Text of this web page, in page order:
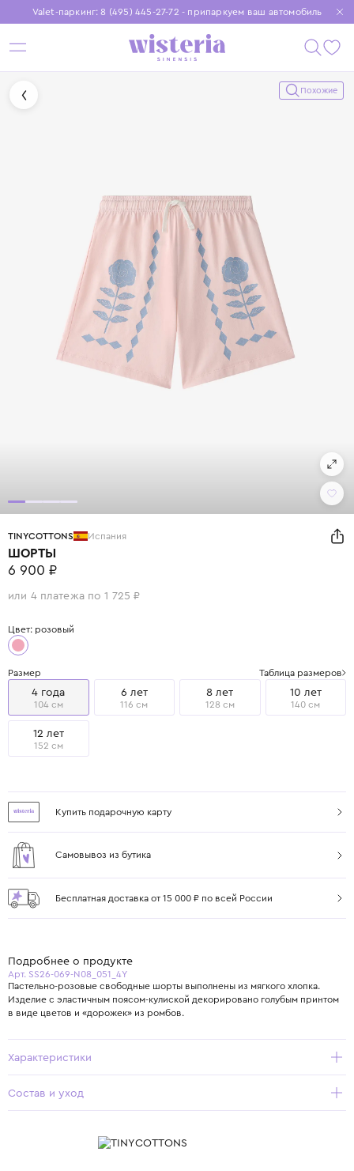
Valet-паркинг: 8 (495) 445-27-72 - припаркуем ваш автомобиль
Бесплатная доставка при заказе от 15 000 ₽
Установите приложение, чтобы покупки были еще удобнее
Похожие
TINYCOTTONS Испания
ШОРТЫ
6 900 ₽
или 4 платежа по 1 725 ₽
Цвет: розовый
Размер Таблица размеров
4 года
104 см
6 лет
116 см
8 лет
128 см
10 лет
140 см
12 лет
152 см
Купить подарочную карту
Самовывоз из бутика
Бесплатная доставка от 15 000 ₽ по всей России
Подробнее о продукте
Арт. SS26-069-N08_051_4Y
Пастельно-розовые свободные шорты выполнены из мягкого хлопка.
Изделие с эластичным поясом-кулиской декорировано голубым принтом
в виде цветов и «дорожек» из ромбов.
Характеристики
Состав и уход